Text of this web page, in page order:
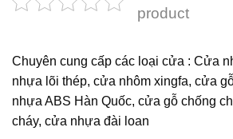
product
Chuyên cung cấp các loại cửa : Cửa
nhựa lõi thép, cửa nhôm xingfa, cửa
nhựa ABS Hàn Quốc, cửa gỗ chống
cháy, cửa nhựa đài loan